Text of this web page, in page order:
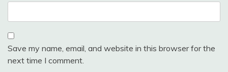
Save my name, email, and website in this browser for the
next time I comment.